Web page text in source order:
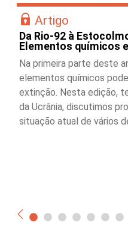
Artigo
Da Rio-92 à
Elementos químicos
Na primeira parte deste
elementos químicos
extinção. Nesta edição,
da Ucrânia, discutimos
situação atual de vários